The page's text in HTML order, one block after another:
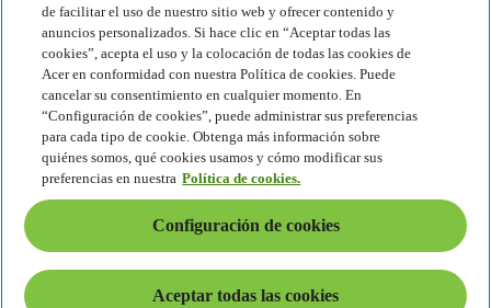
Sostenibilidad
Responsabilidad social corporativa
Huella de carbono del producto
Proyecto Humanity
Earthion
Política de privacidad
Política de cookies
Aviso legal
Información legal adicional
Política de accesibilidad
Configuración de cookies
América Latina - Español
de facilitar el uso de nuestro sitio web y ofrecer contenido y
anuncios personalizados. Si hace clic en “Aceptar todas las
cookies”, acepta el uso y la colocación de todas las cookies de
Acer en conformidad con nuestra Política de cookies. Puede
cancelar su consentimiento en cualquier momento. En
“Configuración de cookies”, puede administrar sus preferencias
para cada tipo de cookie. Obtenga más información sobre
quiénes somos, qué cookies usamos y cómo modificar sus
preferencias en nuestra Política de cookies.
Configuración de cookies
Aceptar todas las cookies